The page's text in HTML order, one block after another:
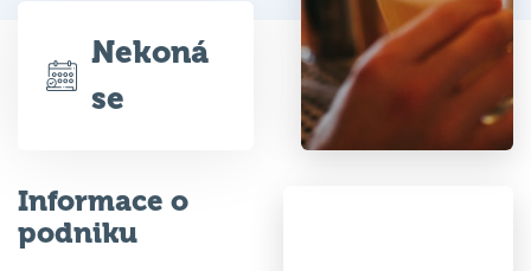
Nekoná
se
Informace o
podniku